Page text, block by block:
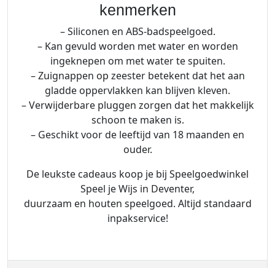
kenmerken
– Siliconen en ABS-badspeelgoed.
– Kan gevuld worden met water en worden
ingeknepen om met water te spuiten.
– Zuignappen op zeester betekent dat het aan
gladde oppervlakken kan blijven kleven.
– Verwijderbare pluggen zorgen dat het makkelijk
schoon te maken is.
– Geschikt voor de leeftijd van 18 maanden en
ouder.
De leukste cadeaus koop je bij Speelgoedwinkel
Speel je Wijs in Deventer,
duurzaam en houten speelgoed. Altijd standaard
inpakservice!